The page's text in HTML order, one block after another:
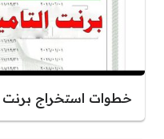
خطوات استخراج برنت